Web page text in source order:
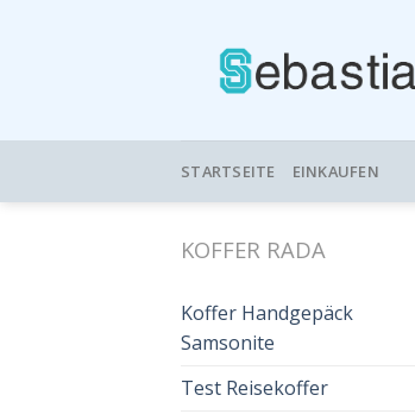
STARTSEITE EINKAUFEN
KOFFER RADA
Koffer Handgepäck
Samsonite
Test Reisekoffer